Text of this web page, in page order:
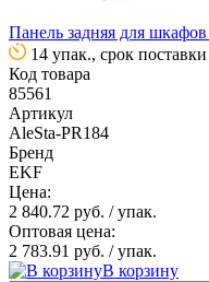
Панель задняя для
14 упак., срок
Код товара
85561
Артикул
AleSta-PR184
Бренд
EKF
Цена:
2 840.72 руб. / упак.
Оптовая цена:
2 783.91 руб. / упак.
В корзину